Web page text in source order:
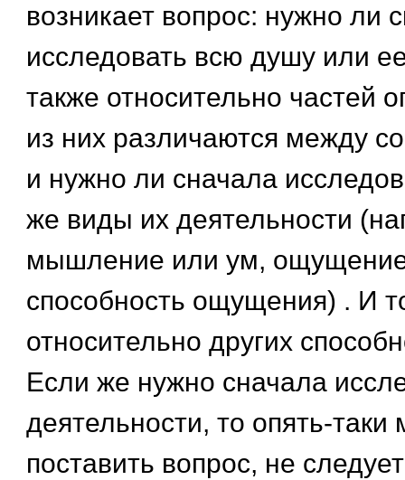
возникает вопрос: нужно ли
исследовать всю душу или
также относительно частей
из них различаются между
и нужно ли сначала
же виды их деятельности
мышление или ум,
способность ощущения) . И
относительно других
Если же нужно сначала
деятельности, то опять-
поставить вопрос, не